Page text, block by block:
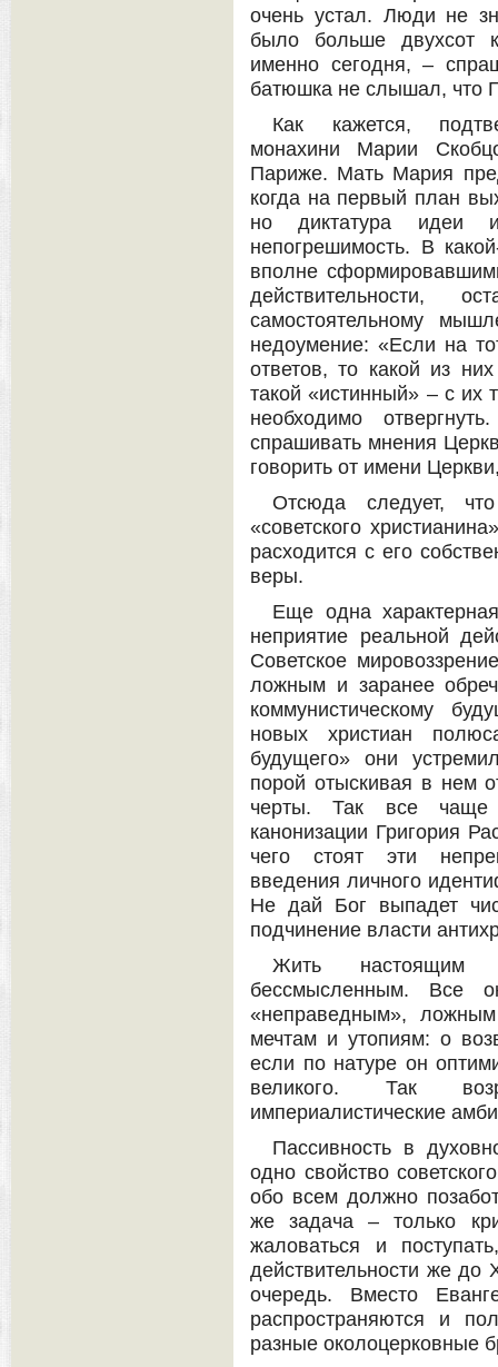
очень устал. Люди не
было больше двухсот
именно сегодня, –
батюшка не слышал, что
Как кажется,
монахини Марии
Париже. Мать Мария
когда на первый план
но диктатура идеи
непогрешимость. В
вполне
действительности,
самостоятельному
недоумение: «Если на
ответов, то какой из
такой «истинный» – с их
необходимо
спрашивать мнения
говорить от имени
Отсюда следует,
«советского
расходится с его
веры.
Еще одна
неприятие реальной
Советское
ложным и заранее
коммунистическому
новых христиан
будущего» они
порой отыскивая в нем
черты. Так все чаще
канонизации Григория
чего стоят эти
введения личного
Не дай Бог выпадет
подчинение власти
Жить настоящим
бессмысленным. Все
«неправедным»,
мечтам и утопиям: о
если по натуре он
великого. Так
империалистические
Пассивность в
одно свойство
обо всем должно
же задача – только
жаловаться и
действительности же
очередь. Вместо
распространяются и
разные околоцерковные